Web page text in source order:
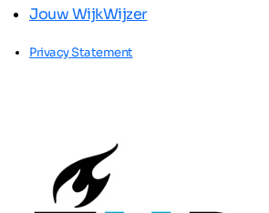
Jouw WijkWijzer
Privacy Statement